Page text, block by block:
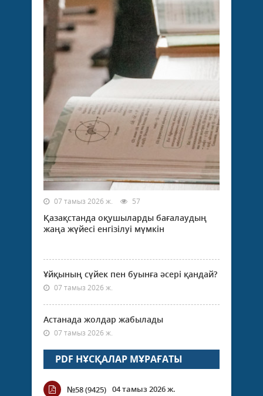
07 тамыз 2026 ж. 57
Қазақстанда оқушыларды бағалаудың
жаңа жүйесі енгізілуі мүмкін
Ұйқының сүйек пен буынға әсері қандай?
07 тамыз 2026 ж.
Астанада жолдар жабылады
07 тамыз 2026 ж.
PDF НҰСҚАЛАР МҰРАҒАТЫ
№58 (9425) 04 тамыз 2026 ж.